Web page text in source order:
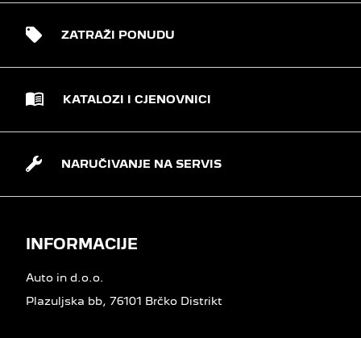
ZATRAŽI PONUDU
KATALOZI I CJENOVNICI
NARUČIVANJE NA SERVIS
INFORMACIJE
Auto in d.o.o.
Plazuljska bb, 76101 Brčko Distrikt